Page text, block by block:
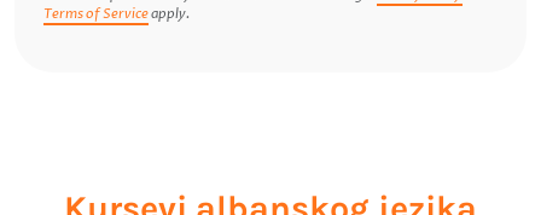
Terms of Serviceapply.